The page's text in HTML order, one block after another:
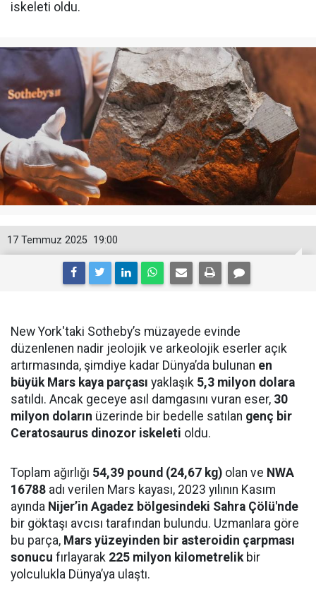
iskeleti oldu.
19:00
17 Temmuz 2025
New York'taki Sotheby’s müzayede evinde
düzenlenen nadir jeolojik ve arkeolojik eserler açık
artırmasında, şimdiye kadar Dünya’da bulunan en
büyük Mars kaya parçası yaklaşık 5,3 milyon dolara
satıldı. Ancak geceye asıl damgasını vuran eser, 30
milyon doların üzerinde bir bedelle satılan genç bir
Ceratosaurus dinozor iskeleti oldu.
Toplam ağırlığı 54,39 pound (24,67 kg) olan ve NWA
16788 adı verilen Mars kayası, 2023 yılının Kasım
ayında Nijer’in Agadez bölgesindeki Sahra Çölü'nde
bir göktaşı avcısı tarafından bulundu. Uzmanlara göre
bu parça, Mars yüzeyinden bir asteroidin çarpması
sonucu fırlayarak 225 milyon kilometrelikbir
yolculukla Dünya’ya ulaştı.